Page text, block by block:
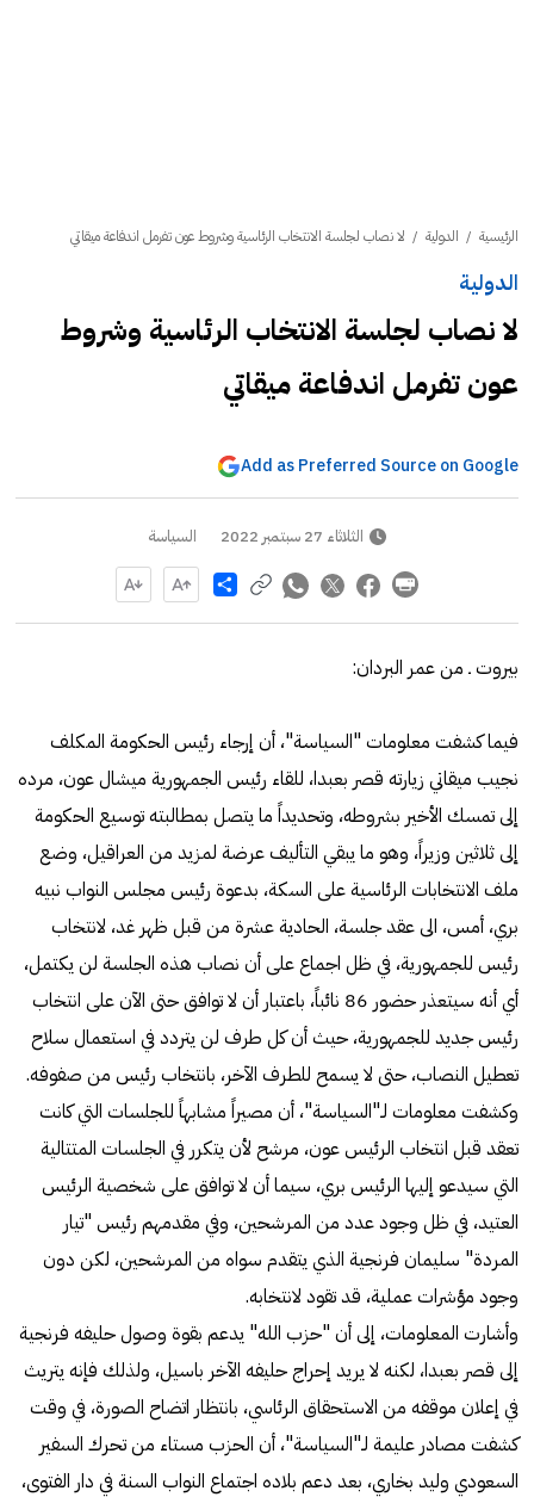
الرئيسية / الدولية / لا نصاب لجلسة الانتخاب الرئاسية وشروط عون تفرمل اندفاعة ميقاتي
الدولية
لا نصاب لجلسة الانتخاب الرئاسية وشروط
عون تفرمل اندفاعة ميقاتي
Add as Preferred Source on Google
الثلاثاء 27 سبتمبر 2022 السياسة
Share
بيروت ـ من عمر البردان:
فيما كشفت معلومات "السياسة"، أن إرجاء رئيس الحكومة المكلف
نجيب ميقاتي زيارته قصر بعبدا، للقاء رئيس الجمهورية ميشال عون، مرده
إلى تمسك الأخير بشروطه، وتحديداً ما يتصل بمطالبته توسيع الحكومة
إلى ثلاثين وزيراً، وهو ما يبقي التأليف عرضة لمزيد من العراقيل، وضع
ملف الانتخابات الرئاسية على السكة، بدعوة رئيس مجلس النواب نبيه
بري، أمس، الى عقد جلسة، الحادية عشرة من قبل ظهر غد، لانتخاب
رئيس للجمهورية، في ظل اجماع على أن نصاب هذه الجلسة لن يكتمل،
أي أنه سيتعذر حضور 86 نائباً، باعتبار أن لا توافق حتى الآن على انتخاب
رئيس جديد للجمهورية، حيث أن كل طرف لن يتردد في استعمال سلاح
تعطيل النصاب، حتى لا يسمح للطرف الآخر، بانتخاب رئيس من صفوفه.
وكشفت معلومات لـ"السياسة"، أن مصيراً مشابهاً للجلسات التي كانت
تعقد قبل انتخاب الرئيس عون، مرشح لأن يتكرر في الجلسات المتتالية
التي سيدعو إليها الرئيس بري، سيما أن لا توافق على شخصية الرئيس
العتيد، في ظل وجود عدد من المرشحين، وفي مقدمهم رئيس "تيار
المردة" سليمان فرنجية الذي يتقدم سواه من المرشحين، لكن دون
وجود مؤشرات عملية، قد تقود لانتخابه.
وأشارت المعلومات، إلى أن "حزب الله" يدعم بقوة وصول حليفه فرنجية
إلى قصر بعبدا، لكنه لا يريد إحراج حليفه الآخر باسيل، ولذلك فإنه يتريث
في إعلان موقفه من الاستحقاق الرئاسي، بانتظار اتضاح الصورة، في وقت
كشفت مصادر عليمة لـ"السياسة"، أن الحزب مستاء من تحرك السفير
السعودي وليد بخاري، بعد دعم بلاده اجتماع النواب السنة في دار الفتوى،